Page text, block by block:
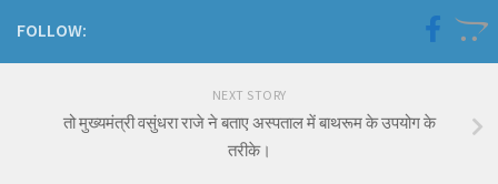
FOLLOW:
NEXT STORY
तो मुख्यमंत्री वसुंधरा राजे ने बताए अस्पताल में बाथरूम के उपयोग के
तरीके।